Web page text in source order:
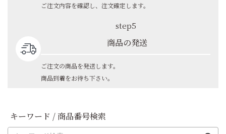
ご注文内容を確認し、注文確定します。
step5
商品の発送
ご注文の商品を発送します。
商品到着をお待ち下さい。
キーワード / 商品番号検索